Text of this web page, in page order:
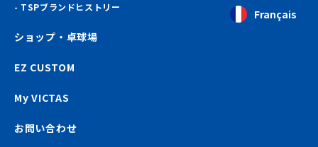
TSPブランドヒストリー
ショップ・卓球場
EZ CUSTOM
My VICTAS
お問い合わせ
Français